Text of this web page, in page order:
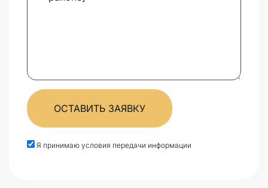
ОСТАВИТЬ ЗАЯВКУ
Я принимаю условия передачи информации